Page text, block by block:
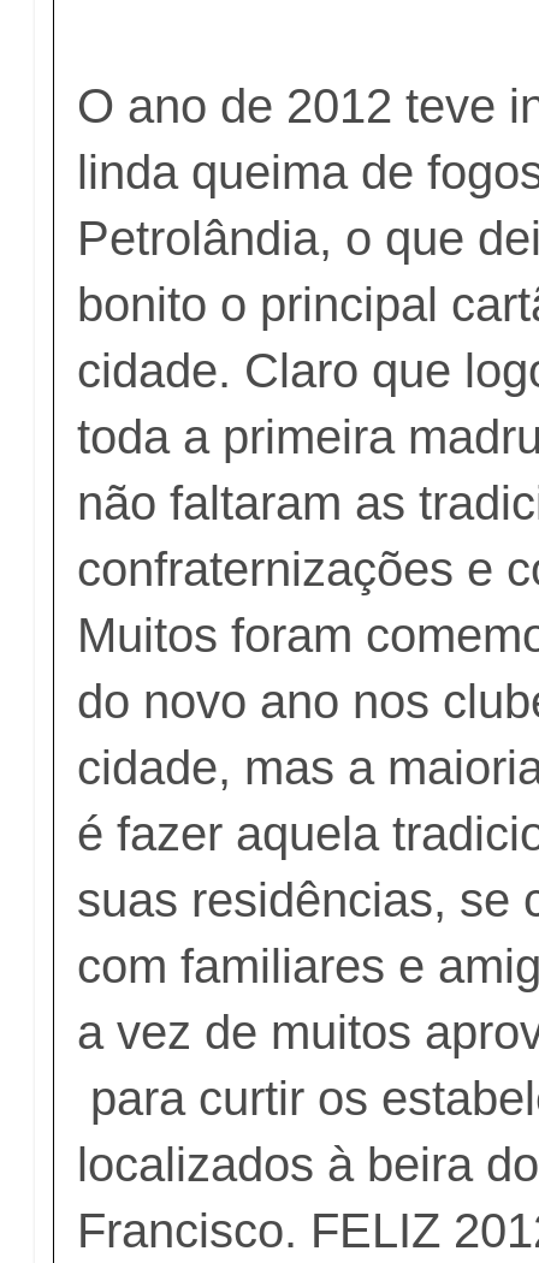
O ano de 2012 teve
linda queima de
Petrolândia, o que
bonito o principal
cidade. Claro que
toda a primeira
não faltaram as
confraternizações e
Muitos foram
do novo ano nos
cidade, mas a
é fazer aquela
suas residências, se
com familiares e
a vez de muitos
para curtir os
localizados à beira
Francisco. FELIZ